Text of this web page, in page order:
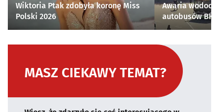
Wiktoria Ptak zdobyła koronę Miss
Polski 2026
Awaria
autobusów
MASZ CIEKAWY TEMAT?